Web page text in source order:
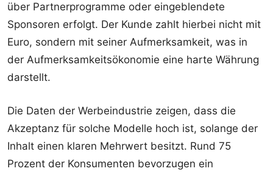
über Partnerprogramme oder eingeblendete
Sponsoren erfolgt. Der Kunde zahlt hierbei nicht mit
Euro, sondern mit seiner Aufmerksamkeit, was in
der Aufmerksamkeitsökonomie eine harte Währung
darstellt.
Die Daten der Werbeindustrie zeigen, dass die
Akzeptanz für solche Modelle hoch ist, solange der
Inhalt einen klaren Mehrwert besitzt. Rund 75
Prozent der Konsumenten bevorzugen ein